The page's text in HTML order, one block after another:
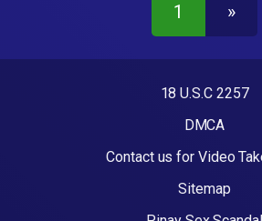
1 »
18 U.S.C 2257
DMCA
Contact us for Video
Sitemap